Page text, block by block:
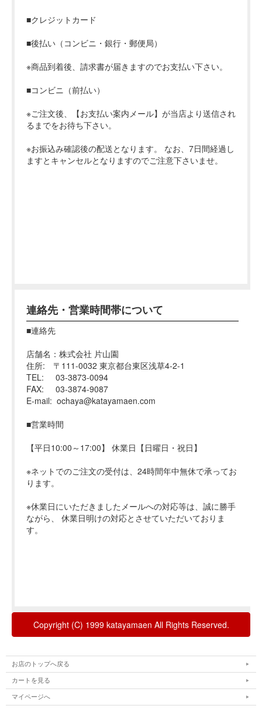
お店のトップへ戻る
カートを見る
マイページへ